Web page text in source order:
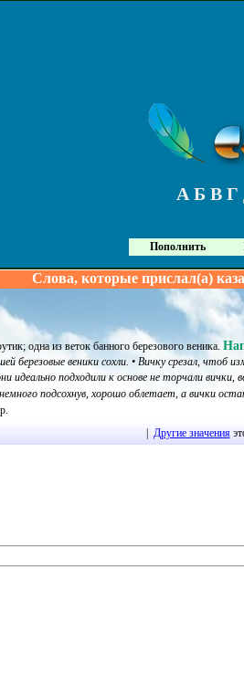
А Б В Г
Пополнить
Слова, которые прислал(а)
одна из веток банного березового веника.
березовые веники сохли. • Вичку срезал, чтоб
идеально подходили к основе не торчали вички,
подсохнув, хорошо облетает, а вички
.
Другие значения